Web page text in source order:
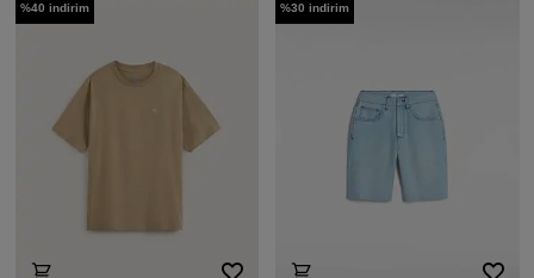
%40 indirim %30 indirim